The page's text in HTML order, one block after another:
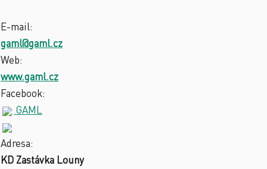
E-mail:
gaml@gaml.cz
Web:
www.gaml.cz
Facebook:
GAML
Adresa:
KD Zastávka Louny